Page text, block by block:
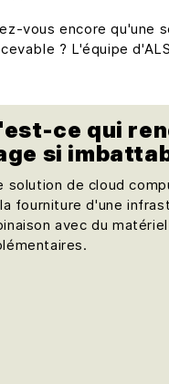
vous encore qu'une
? L'équipe
ce qui
si
solution de cloud
fourniture d'une
avec du